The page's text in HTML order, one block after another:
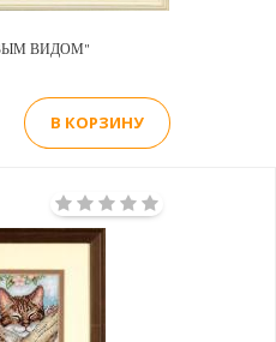
ВИДОМ"
В КОРЗИНУ